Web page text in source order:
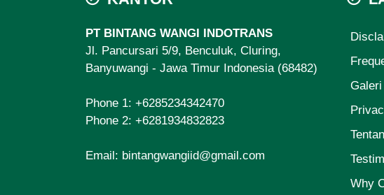
PT BINTANG WANGI INDOTRANS
Jl. Pancursari 5/9, Benculuk, Cluring,
Banyuwangi - Jawa Timur Indonesia (68482)
Phone 1: +6285234342470
Phone 2: +6281934832823
Email: bintangwangiid@gmail.com
Why